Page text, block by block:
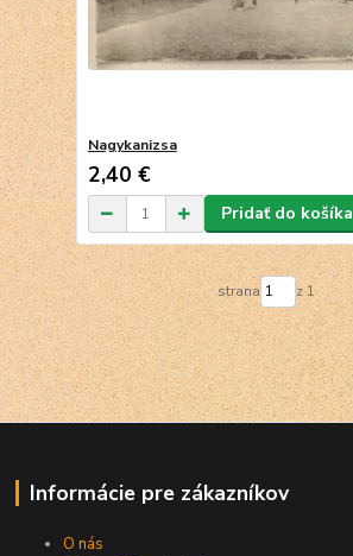
Nagykanizsa
2,40 €
Pridať do košíka
strana z 1
Informácie pre zákazníkov
O nás